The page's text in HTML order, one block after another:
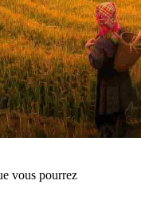
vous pourrez